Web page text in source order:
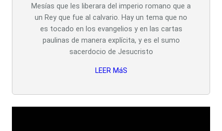
Mesías que les liberara del imperio romano que a
un Rey que fue al calvario. Hay un tema que no
es tocado en los evangelios y en las cartas
paulinas de manera explícita, y es el sumo
sacerdocio de Jesucristo
LEER MáS